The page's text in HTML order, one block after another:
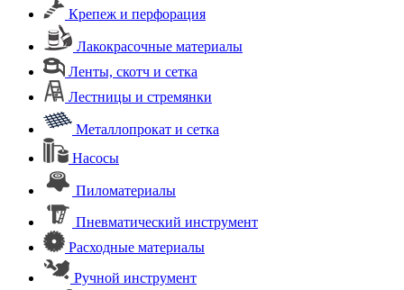
Крепеж и перфорация
Лакокрасочные материалы
Ленты, скотч и сетка
Лестницы и стремянки
Металлопрокат и сетка
Насосы
Пиломатериалы
Пневматический инструмент
Расходные материалы
Ручной инструмент